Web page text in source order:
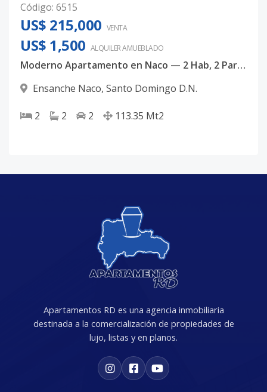
Código: 6515
US$ 215,000 VENTA
US$ 1,500 ALQUILERAMUEBLADO
Moderno Apartamento en Naco — 2 Hab, 2 Parqueos y Amenidades
Ensanche Naco, Santo Domingo D.N.
2 2 2 113.35 Mt2
Apartamentos RD es una agencia inmobiliaria
destinada a la comercialización de propiedades de
lujo, listas y en planos.